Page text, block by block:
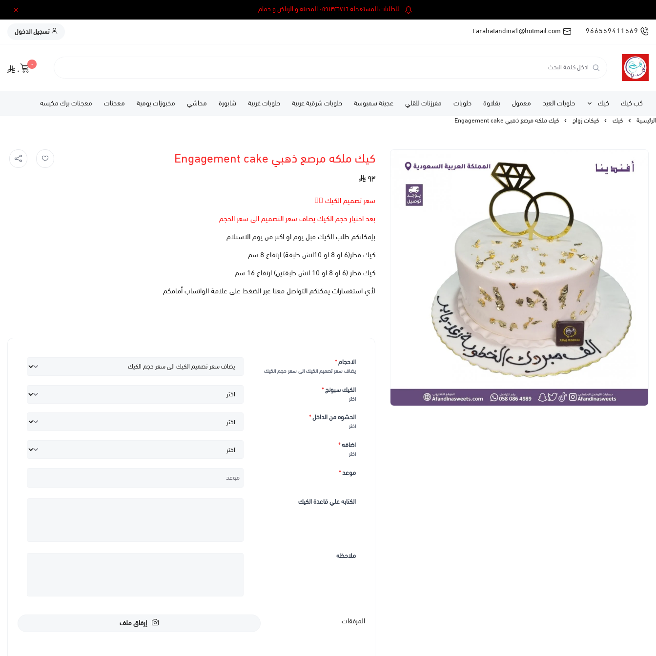
للطلبات المستعجلة ٠٥٩١٣٢٦٧١٦ المدينة و الرياض و دمام.
966559411569
Farahafandina1@hotmail.com تسجيل الدخول
٠
٠
كب كيك كيك حلويات العيد معمول بقلاوة حلويات مفرزنات للقلي عجينة سمبوسة حلويات شرقية عربية حلويات غربية شابورة محاشي مخبوزات يومية معجنات معجنات برك مكيسه
الرئيسية كيك كيكات زواج كيك ملكه مرصع ذهبي Engagement cake
كيك ملكه مرصع ذهبي Engagement cake
٩٣
سعر تصميم الكيك 👆🏻
بعد اختيار حجم الكيك يضاف سعر التصميم الى سعر الحجم
بإمكانكم طلب الكيك قبل يوم او اكثر من يوم الاستلام
كيك قطر(6 او 8 او 10انش طبقة) ارتفاع 8 سم
كيك قطر (6 او 8 او 10 انش طبقتين) ارتفاع 16 سم
لأي استفسارات يمكنكم التواصل معنا عبر الضغط على علامة الواتساب أمامكم
الاحجام*
يضاف سعر تصميم الكيك الى سعر حجم الكيك
الكيك سبونج*
اختر
الحشوه من الداخل*
اختر
اضافه*
اختر
موعد*
الكتابه علي قاعدة الكيك
ملاحظه
المرفقات إرفاق ملف